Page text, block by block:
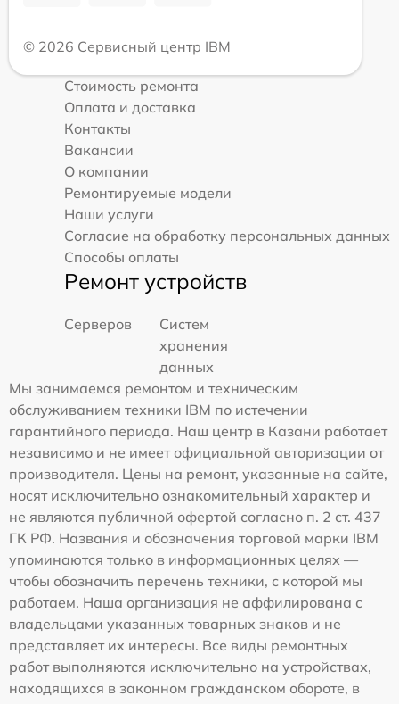
© 2026 Сервисный центр IBM
Стоимость ремонта
Оплата и доставка
Контакты
Вакансии
О компании
Ремонтируемые модели
Наши услуги
Согласие на обработку персональных данных
Способы оплаты
Ремонт устройств
Серверов
Систем
хранения
данных
Мы занимаемся ремонтом и техническим
обслуживанием техники IBM по истечении
гарантийного периода. Наш центр в Казани работает
независимо и не имеет официальной авторизации от
производителя. Цены на ремонт, указанные на сайте,
носят исключительно ознакомительный характер и
не являются публичной офертой согласно п. 2 ст. 437
ГК РФ. Названия и обозначения торговой марки IBM
упоминаются только в информационных целях —
чтобы обозначить перечень техники, с которой мы
работаем. Наша организация не аффилирована с
владельцами указанных товарных знаков и не
представляет их интересы. Все виды ремонтных
работ выполняются исключительно на устройствах,
находящихся в законном гражданском обороте, в